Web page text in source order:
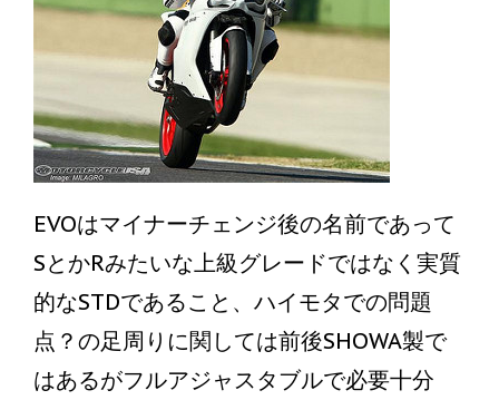
EVOはマイナーチェンジ後の名前であって
SとかRみたいな上級グレードではなく実質
的なSTDであること、ハイモタでの問題
点？の足周りに関しては前後SHOWA製で
はあるがフルアジャスタブルで必要十分